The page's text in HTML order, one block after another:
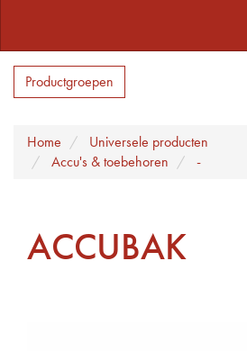
Productgroepen
Home
Universele producten
Accu's & toebehoren
-
ACCUBAK